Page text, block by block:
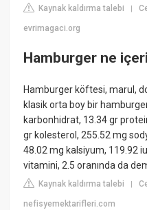
Kaynak kaldırma talebi |
evrimagaci.org
Hamburger ne
Hamburger köftesi, marul,
klasik orta boy bir
karbonhidrat, 13.34 gr
gr kolesterol, 255.52 mg
48.02 mg kalsiyum, 119.92
vitamini, 2.5 oranında da
Kaynak kaldırma talebi |
nefisyemektarifleri.com